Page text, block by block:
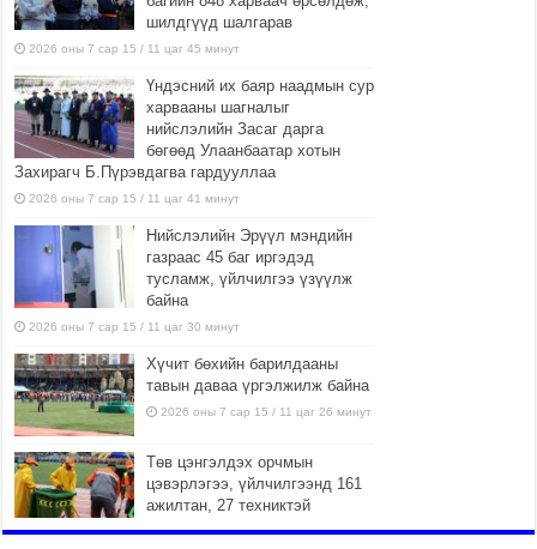
шилдгүүд шалгарав
2026 оны 7 сар 15 / 11 цаг 45 минут
Үндэсний их баяр наадмын сур
харвааны шагналыг
нийслэлийн Засаг дарга
бөгөөд Улаанбаатар хотын
Захирагч Б.Пүрэвдагва гардууллаа
2026 оны 7 сар 15 / 11 цаг 41 минут
Нийслэлийн Эрүүл мэндийн
газраас 45 баг иргэдэд
тусламж, үйлчилгээ үзүүлж
байна
2026 оны 7 сар 15 / 11 цаг 30 минут
Хүчит бөхийн барилдааны
тавын даваа үргэлжилж байна
2026 оны 7 сар 15 / 11 цаг 26 минут
Төв цэнгэлдэх орчмын
цэвэрлэгээ, үйлчилгээнд 161
ажилтан, 27 техниктэй
ажиллаж байна